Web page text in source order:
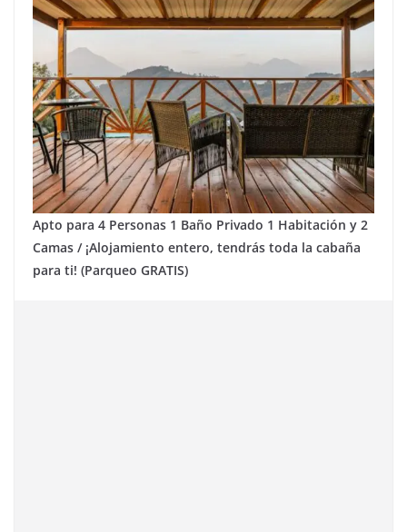
Apto para 4 Personas 1 Baño Privado 1 Habitación y 2
Camas / ¡Alojamiento entero, tendrás toda la cabaña
para ti! (Parqueo GRATIS)